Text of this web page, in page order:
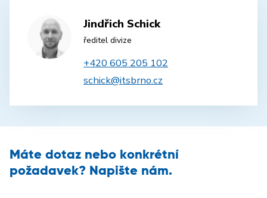
Jindřich Schick
ředitel divize
+420 605 205 102
schick@itsbrno.cz
Máte dotaz nebo konkrétní
požadavek? Napište nám.